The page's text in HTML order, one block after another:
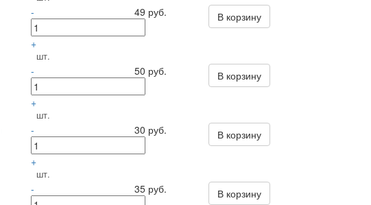
-
+
шт.
49 руб. В корзину
-
+
шт.
50 руб. В корзину
-
+
шт.
30 руб. В корзину
- 35 руб. В корзину